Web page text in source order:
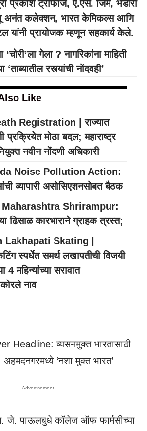
प्रकाश ट्रॉफीज, ए.एस. जिम, भंडारी
अनंत कलेक्शन, भारत केमिकल्स आणि
यांनी प्रायोजक म्हणून सहकार्य केले.
गेला ? नागरिकांना माहिती
‘ताब्यातील रस्त्यांची नोंदवही’
Like
Registration | राज्यात
प्रक्रियेत मोठा बदल; महाराष्ट्र
नवीन नोंदणी अधिकारी
Noise Pollution Action:
व्यापारी असोसिएशनसोबत बैठक
Shrirampur:
ढिसाळ कारभाराने ग्राहक त्रस्त;
Lakhapati Skating |
स्पर्धेत समर्थ लखापतीची विजयी
4 महिन्यांच्या सरावात
नाव
Headline: व्यसनमुक्त भारतासाठी
अहमदनगरमध्ये ‘नशा मुक्त भारत’
- Advertisement -
जे. पाऊलबुधे कॉलेज ऑफ फार्मसीच्या